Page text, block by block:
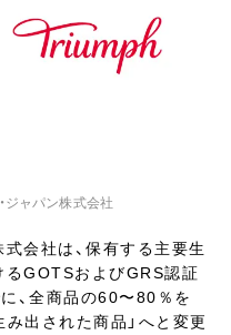
ジャパン株式会社
会社は、保有する主要生
るGOTSおよびGRS認証
、全商品の60〜80％を
出された商品」へと変更